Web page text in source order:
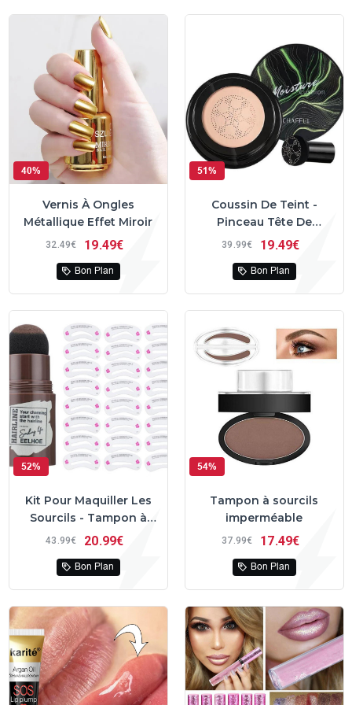
40%
Vernis À Ongles
Métallique Effet Miroir
32 49€ 19 49€
Bon Plan
51%
Coussin De Teint -
Pinceau Tête De
Champignon
39 99€ 19 49€
Bon Plan
52%
Kit Pour Maquiller Les
Sourcils - Tampon à
Sourcils - Pochoirs
43 99€ 20 99€
Bon Plan
54%
Tampon à sourcils
imperméable
37 99€ 17 49€
Bon Plan